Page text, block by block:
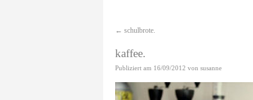
← schulbrote.
kaffee.
Publiziert am 16/09/2012 von susanne